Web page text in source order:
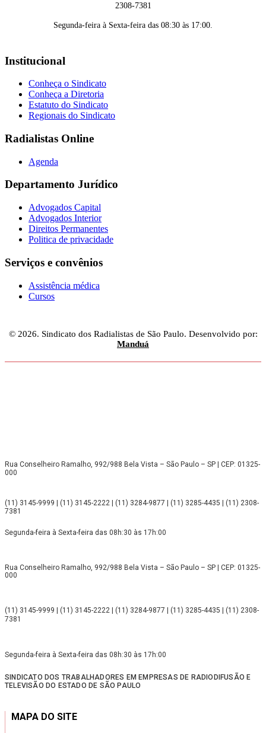
2308-7381
Segunda-feira à Sexta-feira das 08:30 às 17:00.
Institucional
Conheça o Sindicato
Conheça a Diretoria
Estatuto do Sindicato
Regionais do Sindicato
Radialistas Online
Agenda
Departamento Jurídico
Advogados Capital
Advogados Interior
Direitos Permanentes
Politica de privacidade
Serviços e convênios
Assistência médica
Cursos
© 2026. Sindicato dos Radialistas de São Paulo. Desenvolvido por:
Manduá
Rua Conselheiro Ramalho, 992/988 Bela Vista – São Paulo – SP | CEP: 01325-
000
(11) 3145-9999 | (11) 3145-2222 | (11) 3284-9877 | (11) 3285-4435 | (11) 2308-
7381
Segunda-feira à Sexta-feira das 08h:30 às 17h:00
Rua Conselheiro Ramalho, 992/988 Bela Vista – São Paulo – SP | CEP: 01325-
000
(11) 3145-9999 | (11) 3145-2222 | (11) 3284-9877 | (11) 3285-4435 | (11) 2308-
7381
Segunda-feira à Sexta-feira das 08h:30 às 17h:00
SINDICATO DOS TRABALHADORES EM EMPRESAS DE RADIODIFUSÃO E
TELEVISÃO DO ESTADO DE SÃO PAULO
MAPA DO SITE